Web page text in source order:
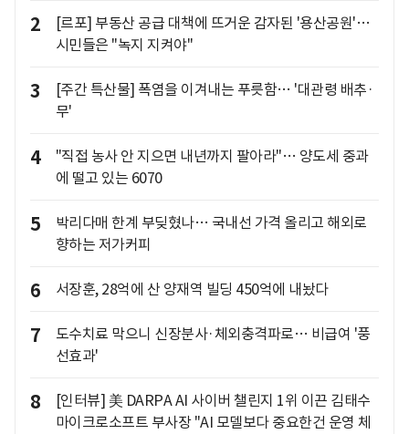
2
[르포] 부동산 공급 대책에 뜨거운 감자된 '용산공원'…
시민들은 "녹지 지켜야"
3
[주간 특산물] 폭염을 이겨내는 푸릇함… '대관령 배추·
무'
4
"직접 농사 안 지으면 내년까지 팔아라"… 양도세 중과
에 떨고 있는 6070
5
박리다매 한계 부딪혔나… 국내선 가격 올리고 해외로
향하는 저가커피
6 서장훈, 28억에 산 양재역 빌딩 450억에 내놨다
7
도수치료 막으니 신장분사·체외충격파로… 비급여 '풍
선효과'
8
[인터뷰] 美 DARPA AI 사이버 챌린지 1위 이끈 김태수
마이크로소프트 부사장 "AI 모델보다 중요한건 운영 체